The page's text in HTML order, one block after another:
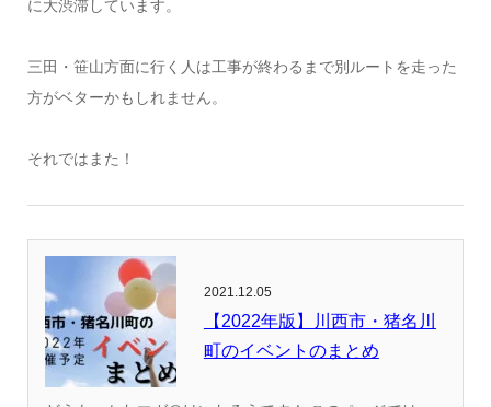
に大渋滞しています。
三田・笹山方面に行く人は工事が終わるまで別ルートを走った
方がベターかもしれません。
それではまた！
2021.12.05
【2022年版】川西市・猪名川
町のイベントのまとめ